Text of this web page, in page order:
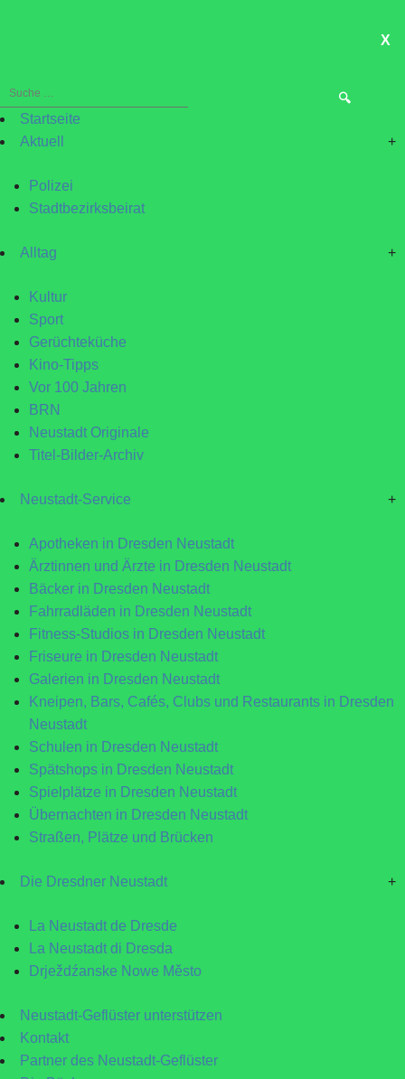
X
Suche
nach:Startseite
Aktuell
+
Polizei
Stadtbezirksbeirat
Alltag +
Kultur
Sport
Gerüchteküche
Kino-Tipps
Vor 100 Jahren
BRN
Neustadt Originale
Titel-Bilder-Archiv
Neustadt-Service +
Apotheken in Dresden Neustadt
Ärztinnen und Ärzte in Dresden Neustadt
Bäcker in Dresden Neustadt
Fahrradläden in Dresden Neustadt
Fitness-Studios in Dresden Neustadt
Friseure in Dresden Neustadt
Galerien in Dresden Neustadt
Kneipen, Bars, Cafés, Clubs und Restaurants in Dresden
Neustadt
Schulen in Dresden Neustadt
Spätshops in Dresden Neustadt
Spielplätze in Dresden Neustadt
Übernachten in Dresden Neustadt
Straßen, Plätze und Brücken
Die Dresdner Neustadt +
La Neustadt de Dresde
La Neustadt di Dresda
Drježdźanske Nowe Město
Neustadt-Geflüster unterstützen
Kontakt
Partner des Neustadt-Geflüster